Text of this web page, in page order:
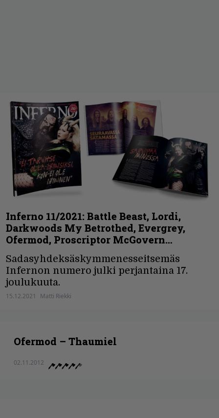
Inferno 11/2021: Battle Beast, Lordi,
Darkwoods My Betrothed, Evergrey,
Ofermod, Proscriptor McGovern…
Sadasyhdeksäskymmenesseitsemäs
Infernon numero julki perjantaina 17.
joulukuuta.
15.12.2021 Matti Riekki
Ofermod – Thaumiel
02.11.2012